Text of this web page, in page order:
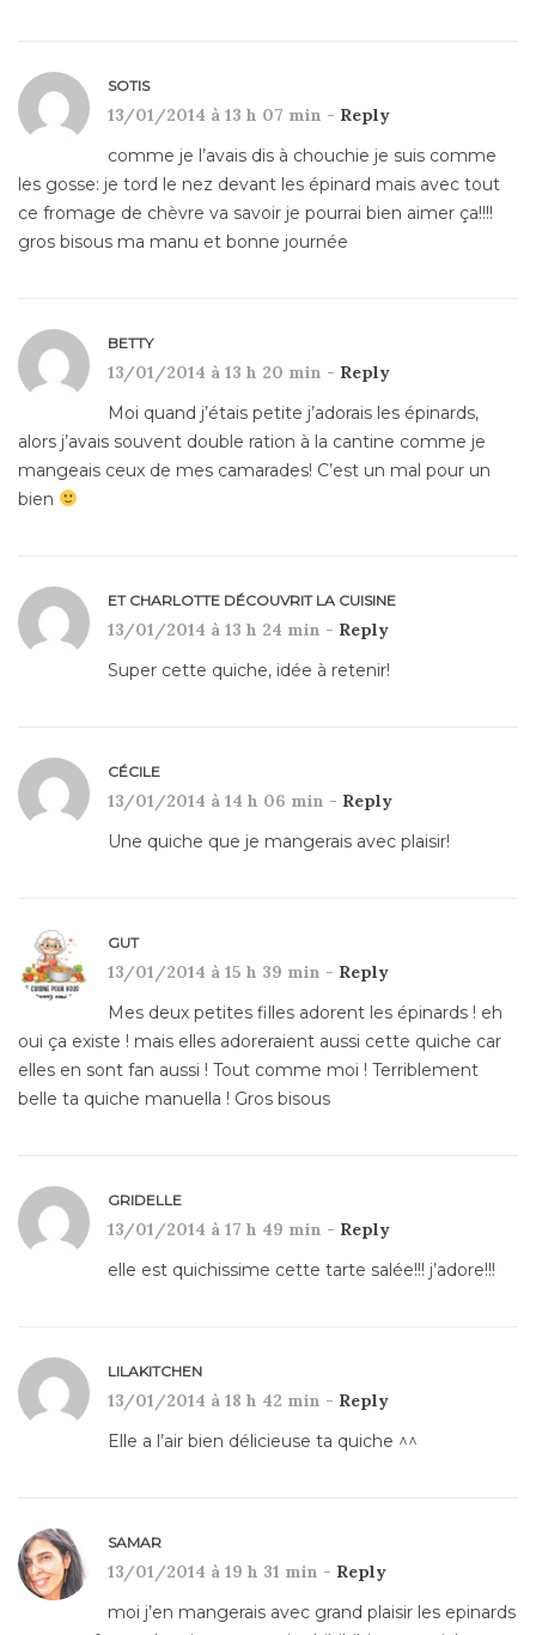
SOTIS
13/01/2014 à 13 h 07 min - Reply
comme je l’avais dis à chouchie je suis comme
les gosse: je tord le nez devant les épinard mais avec tout
ce fromage de chèvre va savoir je pourrai bien aimer ça!!!!
gros bisous ma manu et bonne journée
BETTY
13/01/2014 à 13 h 20 min - Reply
Moi quand j’étais petite j’adorais les épinards,
alors j’avais souvent double ration à la cantine comme je
mangeais ceux de mes camarades! C’est un mal pour un
bien
ET CHARLOTTE DÉCOUVRIT LA CUISINE
13/01/2014 à 13 h 24 min - Reply
Super cette quiche, idée à retenir!
CÉCILE
13/01/2014 à 14 h 06 min - Reply
Une quiche que je mangerais avec plaisir!
GUT
13/01/2014 à 15 h 39 min - Reply
Mes deux petites filles adorent les épinards ! eh
oui ça existe ! mais elles adoreraient aussi cette quiche car
elles en sont fan aussi ! Tout comme moi ! Terriblement
belle ta quiche manuella ! Gros bisous
GRIDELLE
13/01/2014 à 17 h 49 min - Reply
elle est quichissime cette tarte salée!!! j’adore!!!
LILAKITCHEN
13/01/2014 à 18 h 42 min - Reply
Elle a l’air bien délicieuse ta quiche ^^
SAMAR
13/01/2014 à 19 h 31 min - Reply
moi j’en mangerais avec grand plaisir les epinards